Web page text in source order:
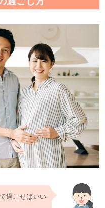
過ごせばいい